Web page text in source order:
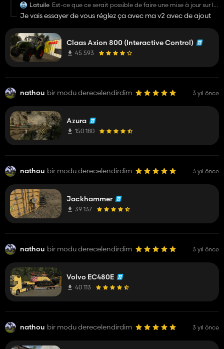
Latuile Est-ce que ce serait possible de faire une mise à jour sur le
jeu pour mettre l'interactive control, comme ça plus de
problème comme quoi il ne faut pas faire la maj ?
Je vais essayer de vous réglez ça avec ma v2 avec de ajout
Claas Axion 800 (Interactive Control)
45 593
nathou bir modu derecelendirdim 3 yıl önce
Azura
150 180
nathou bir modu derecelendirdim 3 yıl önce
Jackhammer
39 137
nathou bir modu derecelendirdim 3 yıl önce
Volvo EC480E
40 113
nathou bir modu derecelendirdim 3 yıl önce